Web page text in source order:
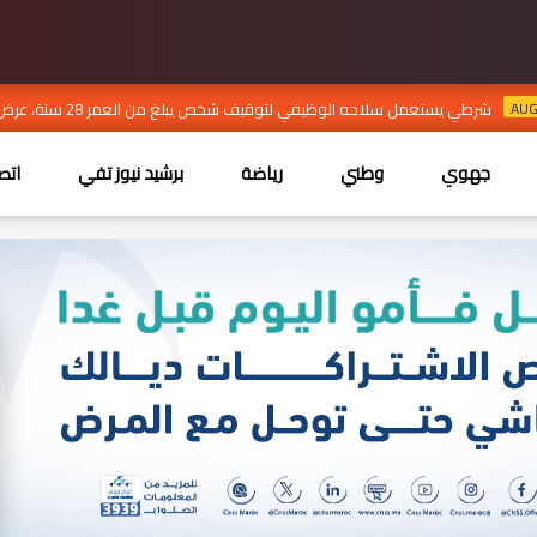
شرطي يستعمل سلاحه الوظيفي لتوقيف شخص يبلغ من العمر 28 سنة، عرض حياة والديه للخط_ر بإستعمال السلاح الأبيض
جهوي وطني رياضة برشيد نيوز تفي